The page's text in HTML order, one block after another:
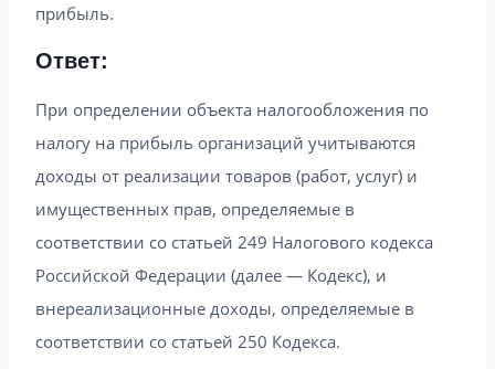
прибыль.
Ответ:
При определении объекта налогообложения по
налогу на прибыль организаций учитываются
доходы от реализации товаров (работ, услуг) и
имущественных прав, определяемые в
соответствии со статьей 249 Налогового кодекса
Российской Федерации (далее — Кодекс), и
внереализационные доходы, определяемые в
соответствии со статьей 250 Кодекса.